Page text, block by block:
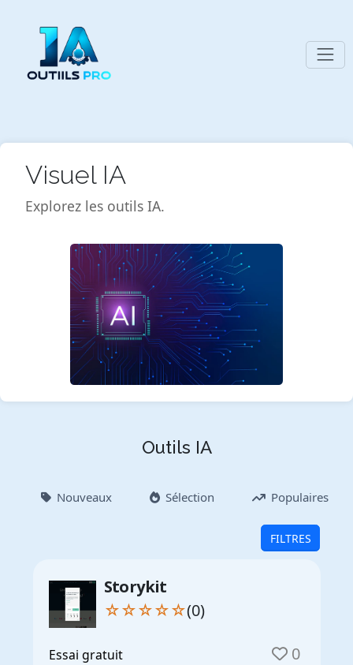
Visuel IA
Explorez les outils IA.
Outils IA
Nouveaux Sélection Populaires
FILTRES
Storykit
☆☆☆☆☆(0)
Essai gratuit 0